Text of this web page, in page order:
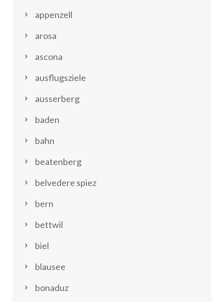
appenzell
arosa
ascona
ausflugsziele
ausserberg
baden
bahn
beatenberg
belvedere spiez
bern
bettwil
biel
blausee
bonaduz